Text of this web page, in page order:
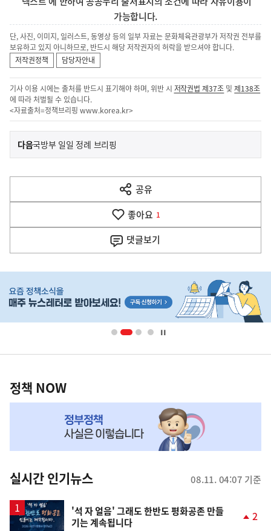
가능합니다.
단, 사진, 이미지, 일러스트, 동영상 등의 일부 자료는 문화체육관광부가 저작권 전부를
보유하고 있지 아니하므로, 반드시 해당 저작권자의 허락을 받으셔야 합니다.
저작권정책
담당자안내
기사 이용 시에는 출처를 반드시 표기해야 하며, 위반 시 저작권법 제37조 및제138조
에 따라 처벌될 수 있습니다.
<자료출처=정책브리핑 www.korea.kr>
이
전
다
음
다음기
사
국방부 일일 정례 브리핑
공유
열
기
좋아요 1
댓글보기
단
영
책
NOW,
뉴
스
정책 NOW
실시간 인기뉴스 08.11. 04:07 기준
'석 자 얼음' 그래도 한반도 평화공존 만들
기는 계속됩니다
2